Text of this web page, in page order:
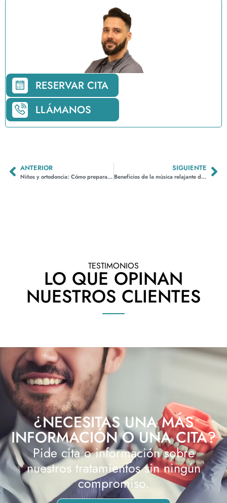
RESERVAR CITA
LLÁMANOS
ANTERIOR
Niños y ortodoncia: Cómo prepararlos para su primer tratamiento
SIGUIENTE
Beneficios de la música relajante durante tratamientos dentales
TESTIMONIOS
LO QUE OPINAN
NUESTROS CLIENTES
¿NECESITAS UNA MÁS
INFORMACIÓN O UNA CITA?
Pide cita o información sobre
nuestros tratamientos sin ningún
compromiso.